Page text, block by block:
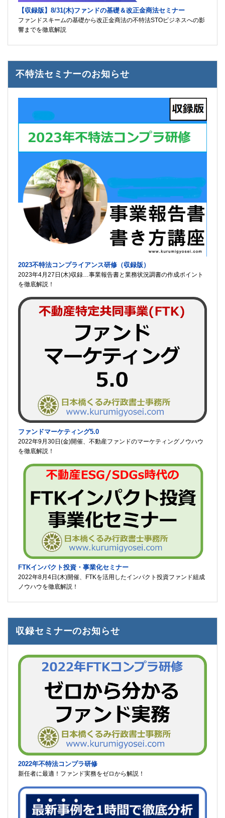
【収録版】8/31(木)ファンドの基礎＆改正金商法セミナー
ファンドスキームの基礎から改正金商法の不特法STOビジネスへの影
響までを徹底解説
不特法セミナーのお知らせ
2023不特法コンプライアンス研修（収録版）
2023年4月27日(木)収録…事業報告書と業務状況調書の作成ポイント
を徹底解説！
ファンドマーケティング5.0
2022年9月30日(金)開催、不動産ファンドのマーケティングノウハウ
を徹底解説！
FTKインパクト投資・事業化セミナー
2022年8月4日(木)開催、FTKを活用したインパクト投資ファンド組成
ノウハウを徹底解説！
収録セミナーのお知らせ
2022年不特法コンプラ研修
新任者に最適！ファンド実務をゼロから解説！